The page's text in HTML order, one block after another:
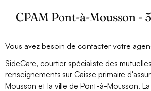
CPAM Pont-à-Mousson -
Vous avez besoin de contacter votre
SideCare, courtier spécialiste des
renseignements sur Caisse primaire
Mousson et la ville de Pont-à-Mousson.